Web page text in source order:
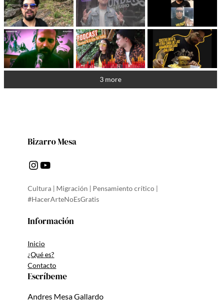
3 more
Bizarro Mesa
Instagram YouTube
Cultura | Migración | Pensamiento crítico |
#HacerArteNoEsGratis
Información
Inicio
¿Qué es?
Contacto
Escríbeme
Andres Mesa Gallardo